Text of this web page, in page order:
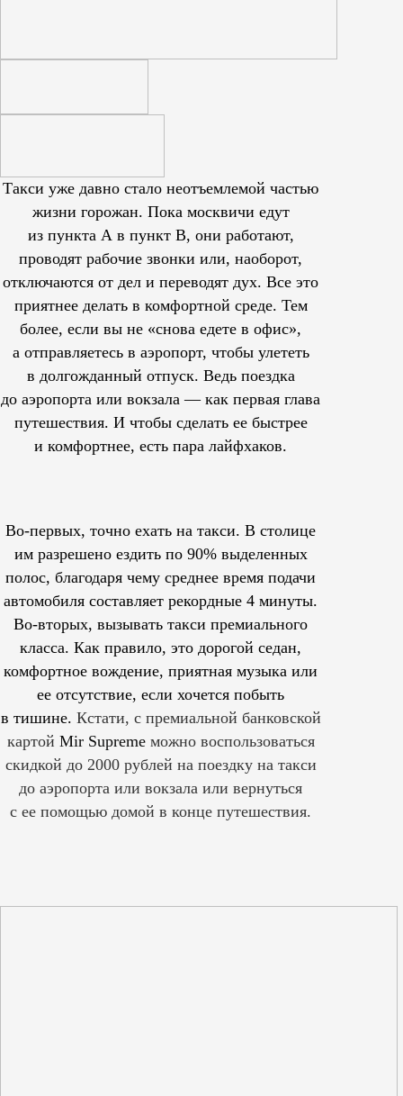
Такси уже давно стало неотъемлемой частью
жизни горожан. Пока москвичи едут
из пункта А в пункт В, они работают,
проводят рабочие звонки или, наоборот,
отключаются от дел и переводят дух. Все это
приятнее делать в комфортной среде. Тем
более, если вы не «снова едете в офис»,
а отправляетесь в аэропорт, чтобы улететь
в долгожданный отпуск. Ведь поездка
до аэропорта или вокзала — как первая глава
путешествия. И чтобы сделать ее быстрее
и комфортнее, есть пара лайфхаков.
Во-первых, точно ехать на такси. В столице
им разрешеноездить по 90% выделенных
полос, благодаря чему среднее время подачи
автомобиля составляет рекордные 4 минуты.
Во-вторых, вызывать такси премиального
класса. Как правило, это дорогой седан,
комфортное вождение, приятная музыка или
ее отсутствие, если хочется побыть
в тишине. Кстати, с премиальной банковской
картой Mir Supreme можно воспользоваться
скидкой до 2000 рублей на поездку на такси
до аэропорта или вокзала или вернуться
с ее помощью домой в конце путешествия.